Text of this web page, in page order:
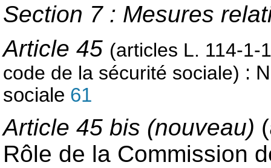
Section 7 : Mesures
Article 45 (articles L. 114-1-
code de la sécurité sociale) :
sociale 61
Article 45 bis (nouveau)
Rôle de la Commission